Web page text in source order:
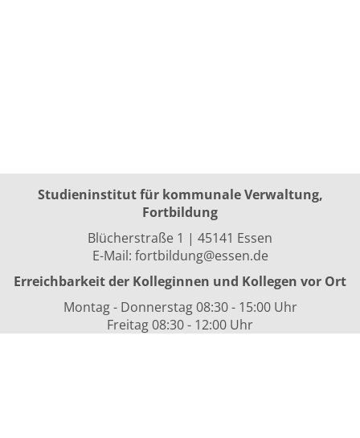
Studieninstitut für kommunale Verwaltung,
Fortbildung
Blücherstraße 1 | 45141 Essen
E-Mail: fortbildung@essen.de
Erreichbarkeit der Kolleginnen und Kollegen vor Ort
Montag - Donnerstag 08:30 - 15:00 Uhr
Freitag 08:30 - 12:00 Uhr